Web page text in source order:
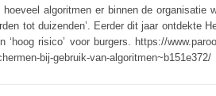
algoritmen er binnen de organisatie
tot duizenden’. Eerder dit jaar ontdekte
risico’ voor burgers. https://
bij-gebruik-van-algoritmen~b151e372/